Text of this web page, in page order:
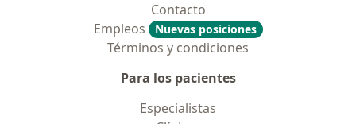
Contacto
Empleos
Nuevas posiciones
Términos y condiciones
Para los pacientes
Especialistas